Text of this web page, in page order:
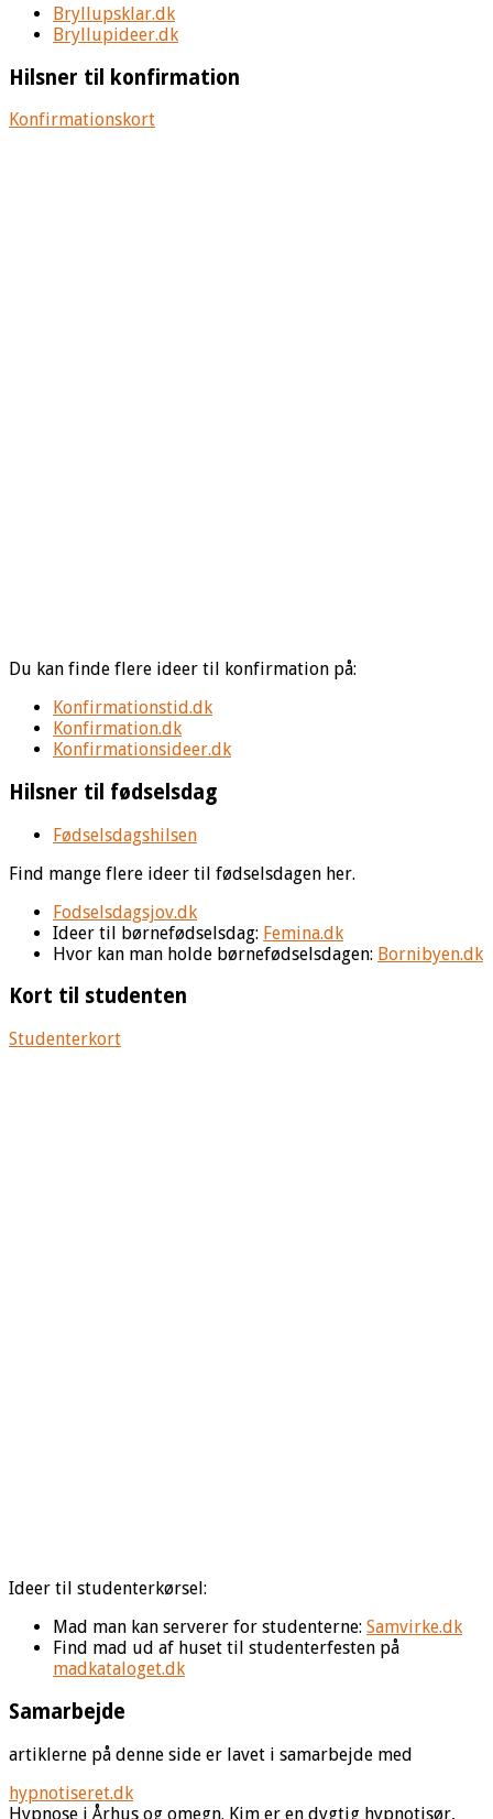
Bryllupsklar.dk
Bryllupideer.dk
Hilsner til konfirmation
Konfirmationskort
Du kan finde flere ideer til konfirmation på:
Konfirmationstid.dk
Konfirmation.dk
Konfirmationsideer.dk
Hilsner til fødselsdag
Fødselsdagshilsen
Find mange flere ideer til fødselsdagen her.
Fodselsdagsjov.dk
Ideer til børnefødselsdag: Femina.dk
Hvor kan man holde børnefødselsdagen: Bornibyen.dk
Kort til studenten
Studenterkort
Ideer til studenterkørsel:
Mad man kan serverer for studenterne: Samvirke.dk
Find mad ud af huset til studenterfesten på
madkataloget.dk
Samarbejde
artiklerne på denne side er lavet i samarbejde med
hypnotiseret.dk
Hypnose i Århus og omegn. Kim er en dygtig hypnotisør,